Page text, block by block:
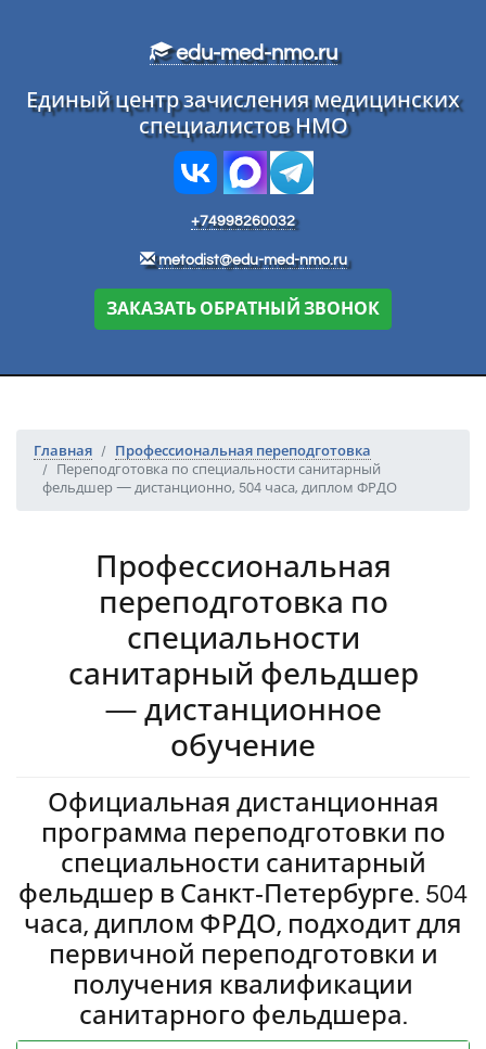
edu-med-nmo.ru
Единый центр зачисления медицинских
специалистов НМО
+74998260032
metodist@edu-med-nmo.ru
ЗАКАЗАТЬ ОБРАТНЫЙ ЗВОНОК
Главная
Профессиональная переподготовка
Переподготовка по специальности санитарный
фельдшер — дистанционно, 504 часа, диплом ФРДО
Профессиональная
переподготовка по
специальности
санитарный фельдшер
— дистанционное
обучение
Официальная дистанционная
программа переподготовки по
специальности санитарный
фельдшер в Санкт‑Петербурге. 504
часа, диплом ФРДО, подходит для
первичной переподготовки и
получения квалификации
санитарного фельдшера.